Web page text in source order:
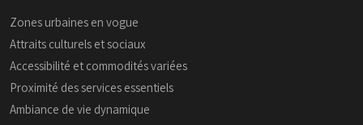
Zones urbaines en vogue
Attraits culturels et sociaux
Accessibilité et commodités variées
Proximité des services essentiels
Ambiance de vie dynamique